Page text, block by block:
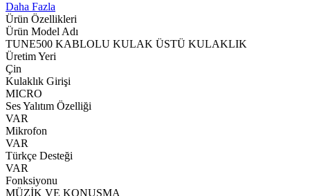
Daha Fazla
Ürün Özellikleri
Ürün Model Adı
TUNE500 KABLOLU KULAK ÜSTÜ KULAKLIK
Üretim Yeri
Çin
Kulaklık Girişi
MICRO
Ses Yalıtım Özelliği
VAR
Mikrofon
VAR
Türkçe Desteği
VAR
Fonksiyonu
MÜZİK VE KONUŞMA